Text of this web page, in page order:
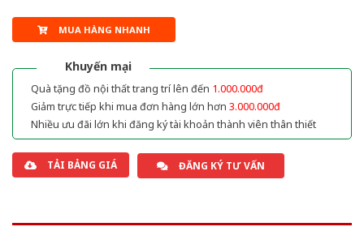
MUA HÀNG NHANH
Khuyến mại
Quà tặng đồ nội thất trang trí lên đến 1.000.000đ
Giảm trực tiếp khi mua đơn hàng lớn hơn 3.000.000đ
Nhiều ưu đãi lớn khi đăng ký tài khoản thành viên thân thiết
TẢI BẢNG GIÁ ĐĂNG KÝ TƯ VẤN